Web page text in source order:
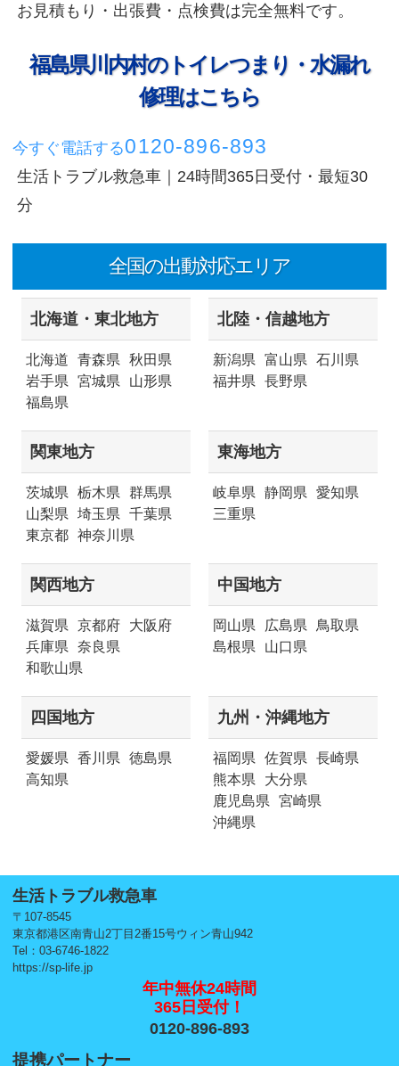
お見積もり・出張費・点検費は完全無料です。
福島県川内村のトイレつまり・水漏れ
修理はこちら
今すぐ電話する0120-896-893
生活トラブル救急車｜24時間365日受付・最短30
分
全国の出動対応エリア
北海道・東北地方
北海道 青森県
秋田県
岩手県
宮城県
山形県
福島県
北陸・信越地方
新潟県 富山県
石川県
福井県
長野県
関東地方
茨城県 栃木県
群馬県
山梨県
埼玉県
千葉県
東京都
神奈川県
東海地方
岐阜県 静岡県
愛知県
三重県
関西地方
滋賀県 京都府
大阪府
兵庫県
奈良県
和歌山県
中国地方
岡山県 広島県
鳥取県
島根県
山口県
四国地方
愛媛県 香川県
徳島県
高知県
九州・沖縄地方
福岡県 佐賀県
長崎県
熊本県
大分県
鹿児島県
宮崎県
沖縄県
生活トラブル救急車
〒107-8545
東京都港区南青山2丁目2番15号ウィン青山942
Tel：03-6746-1822
https://sp-life.jp
年中無休24時間
365日受付！
0120-896-893
提携パートナー